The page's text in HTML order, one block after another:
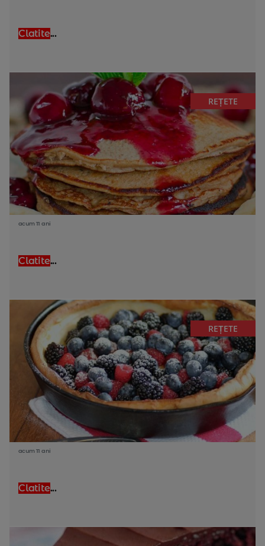
Clatite...
REȚETE
acum 11 ani
Clatite...
REȚETE
acum 11 ani
Clatite...